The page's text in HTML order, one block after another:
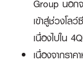
Group นอก
เข้าสู่ช่วงโล
เนื่องไปใน
เนื่องจากราค